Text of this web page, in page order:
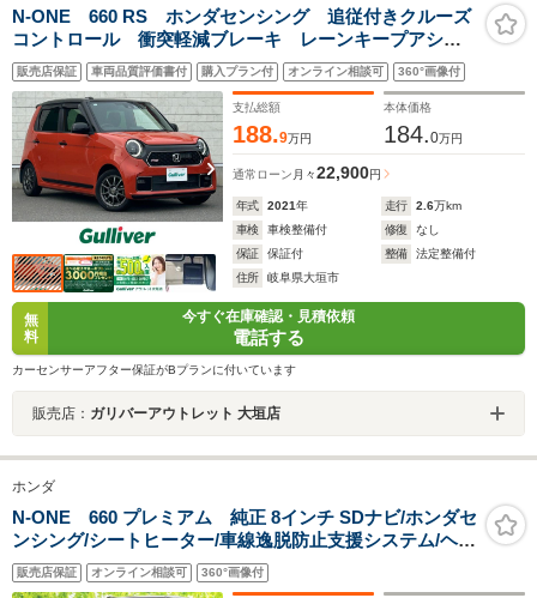
N-ONE 660 RS ホンダセンシング 追従付きクルーズ
コントロール 衝突軽減ブレーキ レーンキープアシス
ト パーキングセンサー 先行車発進機能 標識認識機
能 純正メモリナビ VXM-214VFi CD DVD
販売店保証 車両品質評価書付 購入プラン付 オンライン相談可 360°画像付
支払総額
188.9万円
本体価格
184.0万円
通常ローン 月々22,900円
年式 2021年 走行 2.6万km
車検
車検整備付 修復
なし
保証
保証付 整備
法定整備付
住所
岐阜県大垣市
無
料
今すぐ在庫確認・見積依頼
電話する
カーセンサーアフター保証がBプランに付いています
販売店： ガリバーアウトレット 大垣店
ホンダ
N-ONE 660 プレミアム 純正 8インチ SDナビ/ホンダセ
ンシング/シートヒーター/車線逸脱防止支援システム/ヘッ
ドランプ LED/Bluetooth接続/ETC/EBD付ABS/横滑り防
止装置/バックモニター
販売店保証 オンライン相談可 360°画像付